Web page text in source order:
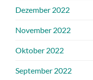
Dezember 2022
November 2022
Oktober 2022
September 2022